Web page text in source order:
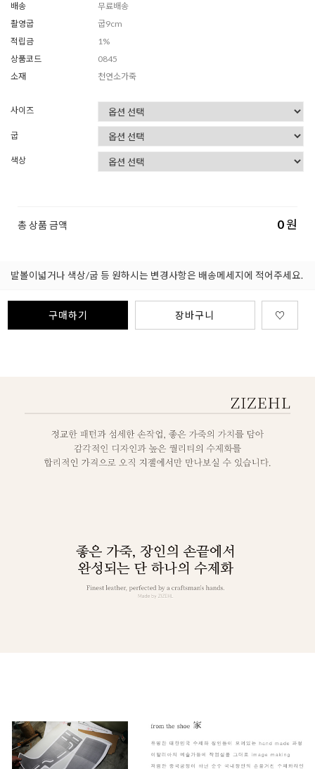
배송
무료배송
촬영굽
굽9cm
적립금
1%
상품코드
0845
소재
천연소가죽
사이즈
굽
색상
총 상품 금액 0원
발볼이넓거나 색상/굽 등 원하시는 변경사항은 배송메세지에 적어주세요.
구매하기 장바구니 ♡